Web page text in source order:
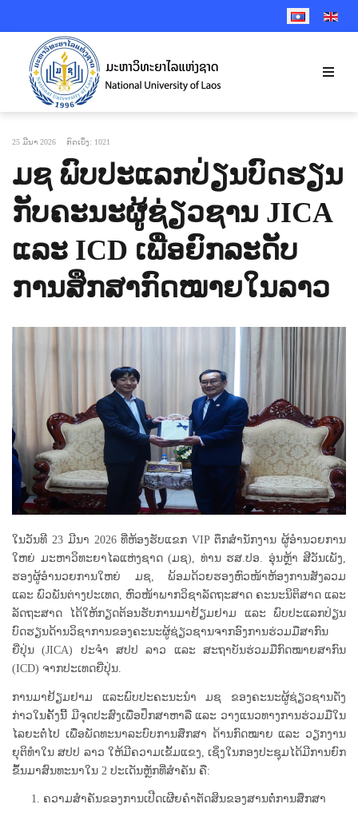
SELECT YOUR
25 ມີນາ 2026 ກົດເບິ່ງ: 1021
ມຊ ພົບປະແລກປ່ຽນບົດຮຽນ
ກັບຄະນະຜູ້ຊ່ຽວຊານ JICA
ແລະ ICD ເພື່ອຍົກລະດັບ
ການສຶກສາກົດໝາຍໃນລາວ
ໃນວັນທີ 23 ມີນາ 2026 ທີ່ຫ້ອງຮັບແຂກ VIP ຕຶກສຳນັກງານ ຜູ້ອໍານວຍການ
ໃຫຍ່ ມະຫາວິທະຍາໄລແຫ່ງຊາດ (ມຊ), ທ່ານ ຮສ.ປອ. ອຸ່ນຫຼ້າ ສີວັນເພັງ,
ຮອງຜູ້ອຳນວຍການໃຫຍ່ ມຊ, ພ້ອມດ້ວຍຮອງຫົວໜ້າຫ້ອງການສັງລວມ
ແລະ ພົວພັນຕ່າງປະເທດ, ຫົວໜ້າພາກວິຊາລັດຖະສາດ ຄະນະນິຕິສາດ ແລະ
ລັດຖະສາດ ໄດ້ໃຫ້ກຽດຕ້ອນຮັບການມາຢ້ຽມຢາມ ແລະ ພົບປະແລກປ່ຽນ
ບົດຮຽນດ້ານວິຊາການຂອງຄະນະຜູ້ຊ່ຽວຊານຈາກອົງການຮ່ວມມືສາກົນ
ຍີ່ປຸ່ນ (JICA) ປະຈຳ ສປປ ລາວ ແລະ ສະຖາບັນຮ່ວມມືກົດໝາຍສາກົນ
(ICD) ຈາກປະເທດຍີ່ປຸ່ນ.
ການມາຢ້ຽມຢາມ ແລະພົບປະຄະນະນໍາ ມຊ ຂອງຄະນະຜູ້ຊ່ຽວຊານດັ່ງ
ກ່າວໃນຄັ້ງນີ້ ມີຈຸດປະສົງເພື່ອປຶກສາຫາລື ແລະ ວາງແນວທາງການຮ່ວມມືໃນ
ໄລຍະຕໍ່ໄປ ເພື່ອພັດທະນາລະບົບການສຶກສາ ດ້ານກົດໝາຍ ແລະ ວຽກງານ
ຍຸຕິທຳໃນ ສປປ ລາວ ໃຫ້ມີຄວາມເຂັ້ມແຂງ, ເຊິ່ງໃນກອງປະຊຸມໄດ້ມີການຍົກ
ຂຶ້ນມາສົນທະນາໃນ 2 ປະເດັນຫຼັກທີ່ສຳຄັນ ຄື:
1. ຄວາມສຳຄັນຂອງການເປີດເຜີຍຄຳຕັດສິນຂອງສານຕໍ່ການສຶກສາ